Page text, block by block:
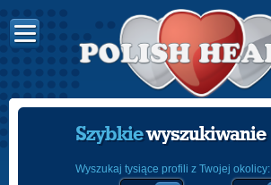
Szybkiewyszukiwanie
Wyszukaj tysiące profili z Twojej okolicy: